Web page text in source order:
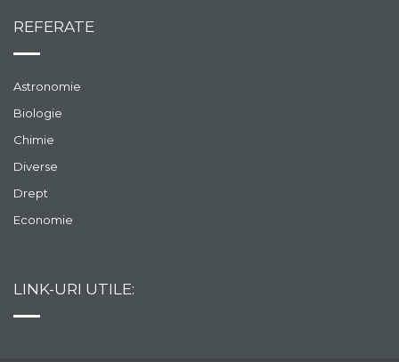
REFERATE
Astronomie
Biologie
Chimie
Diverse
Drept
Economie
LINK-URI UTILE: